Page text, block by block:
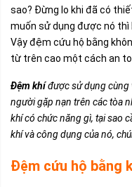
sao? Đừng lo khi đã có
muốn sử dụng được nó
Vậy đệm cứu hộ bằng
từ trên cao một cách an
Đệm khíđược sử dụng cùng
người gặp nạn trên các tòa
khí có chức năng gì, tại sao
khí và công dụng của nó,
Đệm cứu hộ bằng